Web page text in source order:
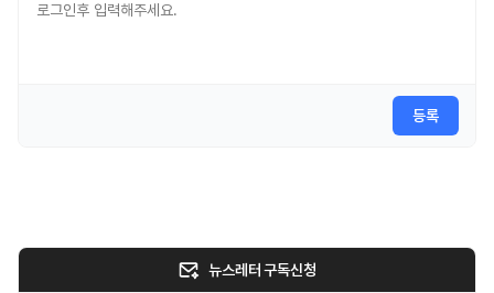
등록
뉴스레터 구독신청